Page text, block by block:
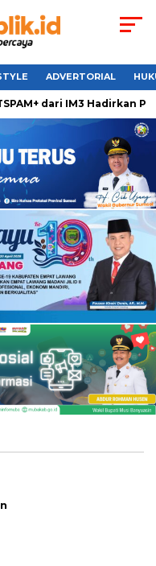
ADVERTORIAL
dari IM3 Hadirkan